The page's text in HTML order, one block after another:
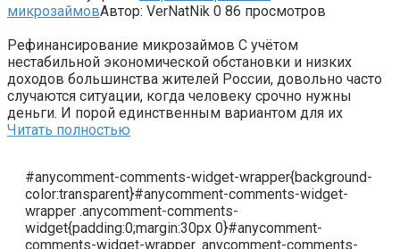
микрозаймовАвтор: VerNatNik 0 86 просмотров
Рефинансирование микрозаймов С учётом
нестабильной экономической обстановки и низких
доходов большинства жителей России, довольно часто
случаются ситуации, когда человеку срочно нужны
деньги. И порой единственным вариантом для их
Читать полностью
#anycomment-comments-widget-wrapper{background-
color:transparent}#anycomment-comments-widget-
wrapper .anycomment-comments-
widget{padding:0;margin:30px 0}#anycomment-
comments-widget-wrapper .anycomment-comments-